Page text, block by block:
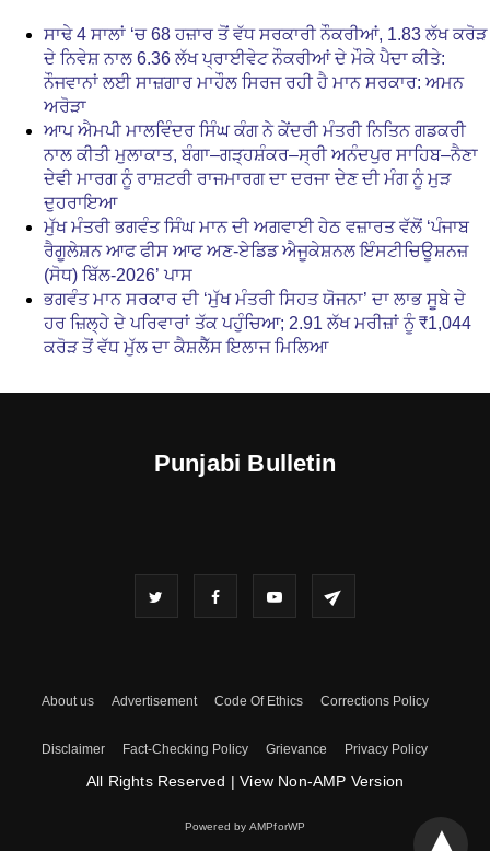
ਸਾਢੇ 4 ਸਾਲਾਂ ‘ਚ 68 ਹਜ਼ਾਰ ਤੋਂ ਵੱਧ ਸਰਕਾਰੀ ਨੌਕਰੀਆਂ, 1.83 ਲੱਖ ਕਰੋੜ
ਦੇ ਨਿਵੇਸ਼ ਨਾਲ 6.36 ਲੱਖ ਪ੍ਰਾਈਵੇਟ ਨੌਕਰੀਆਂ ਦੇ ਮੌਕੇ ਪੈਦਾ ਕੀਤੇ:
ਨੌਜਵਾਨਾਂ ਲਈ ਸਾਜ਼ਗਾਰ ਮਾਹੌਲ ਸਿਰਜ ਰਹੀ ਹੈ ਮਾਨ ਸਰਕਾਰ: ਅਮਨ
ਅਰੋੜਾ
ਆਪ ਐਮਪੀ ਮਾਲਵਿੰਦਰ ਸਿੰਘ ਕੰਗ ਨੇ ਕੇਂਦਰੀ ਮੰਤਰੀ ਨਿਤਿਨ ਗਡਕਰੀ
ਨਾਲ ਕੀਤੀ ਮੁਲਾਕਾਤ, ਬੰਗਾ–ਗੜ੍ਹਸ਼ੰਕਰ–ਸ੍ਰੀ ਅਨੰਦਪੁਰ ਸਾਹਿਬ–ਨੈਣਾ
ਦੇਵੀ ਮਾਰਗ ਨੂੰ ਰਾਸ਼ਟਰੀ ਰਾਜਮਾਰਗ ਦਾ ਦਰਜਾ ਦੇਣ ਦੀ ਮੰਗ ਨੂੰ ਮੁੜ
ਦੁਹਰਾਇਆ
ਮੁੱਖ ਮੰਤਰੀ ਭਗਵੰਤ ਸਿੰਘ ਮਾਨ ਦੀ ਅਗਵਾਈ ਹੇਠ ਵਜ਼ਾਰਤ ਵੱਲੋਂ ‘ਪੰਜਾਬ
ਰੈਗੂਲੇਸ਼ਨ ਆਫ ਫੀਸ ਆਫ ਅਣ-ਏਡਿਡ ਐਜੂਕੇਸ਼ਨਲ ਇੰਸਟੀਚਿਊਸ਼ਨਜ਼
(ਸੋਧ) ਬਿੱਲ-2026’ ਪਾਸ
ਭਗਵੰਤ ਮਾਨ ਸਰਕਾਰ ਦੀ ‘ਮੁੱਖ ਮੰਤਰੀ ਸਿਹਤ ਯੋਜਨਾ’ ਦਾ ਲਾਭ ਸੂਬੇ ਦੇ
ਹਰ ਜ਼ਿਲ੍ਹੇ ਦੇ ਪਰਿਵਾਰਾਂ ਤੱਕ ਪਹੁੰਚਿਆ; 2.91 ਲੱਖ ਮਰੀਜ਼ਾਂ ਨੂੰ ₹1,044
ਕਰੋੜ ਤੋਂ ਵੱਧ ਮੁੱਲ ਦਾ ਕੈਸ਼ਲੈੱਸ ਇਲਾਜ ਮਿਲਿਆ
Punjabi Bulletin
About us Advertisement Code Of Ethics Corrections Policy
Disclaimer Fact-Checking Policy Grievance Privacy Policy
All Rights Reserved | View Non-AMP Version
Powered by AMPforWP